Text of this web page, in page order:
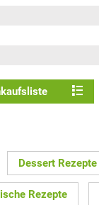
Dessert Rezepte
Rezepte